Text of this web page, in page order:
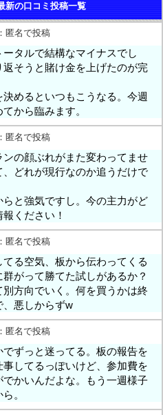
新の口コミ投稿一覧
匿名で投稿
タルで結構なマイナスでし
そうと賭け金を上げたのが完
めるといつもこうなる。今週
から臨みます。
匿名で投稿
の顔ぶれがまた変わってませ
どれが現行なのか追うだけで
と強気ですし。今の主力がど
ください！
匿名で投稿
る空気、板から伝わってくる
がって勝てた試しがあるか？
方向でいく。何を買うかは終
、悪しからずw
匿名で投稿
ずっと迷ってる。板の報告を
してるっぽいけど、参加費を
かいんだよな。もう一週様子
。